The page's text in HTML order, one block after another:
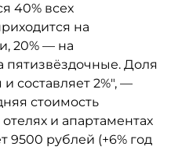
40% всех
на
20% — на
пятизвёздочные. Доля
составляет 2%", —
стоимость
и апартаментах
9500 рублей (+6% год